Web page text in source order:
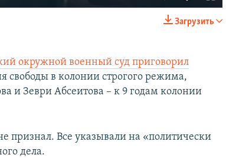
SHARE
Загрузить
окружной военный суд приговорил
свободы в колонии строгого режима,
и Зеври Абсеитова – к 9 годам колонии
признал. Все указывали на «политически
дела.